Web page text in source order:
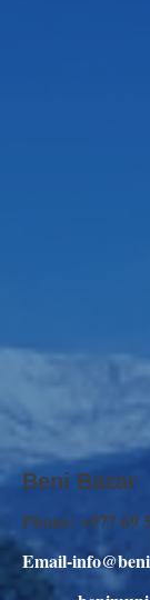
Beni Bazar
Phone: +977 69
Email-